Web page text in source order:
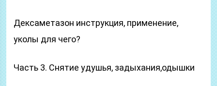
Дексаметазон инструкция, применение,
уколы для чего?
Часть 3. Снятие удушья, задыхания,одышки